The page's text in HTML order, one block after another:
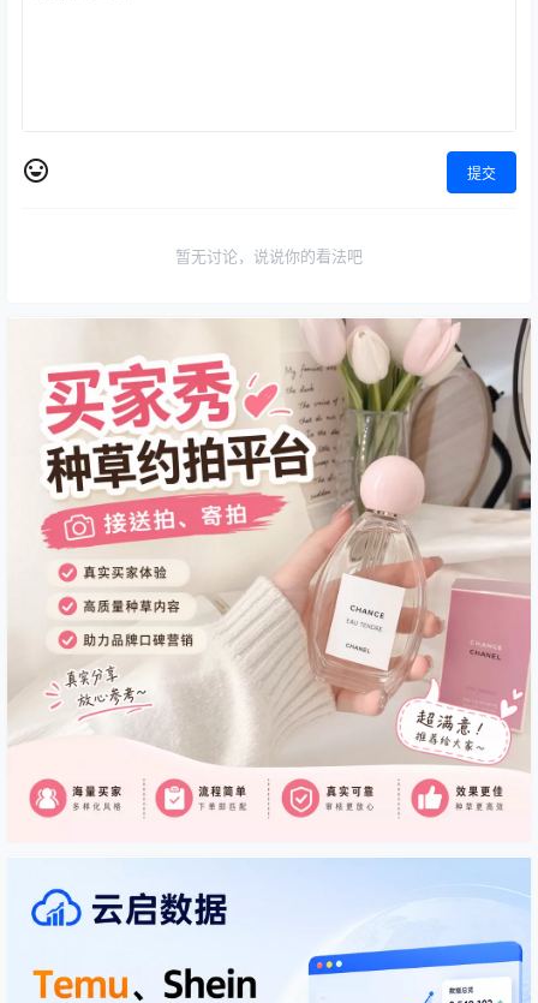
提交
暂无讨论，说说你的看法吧